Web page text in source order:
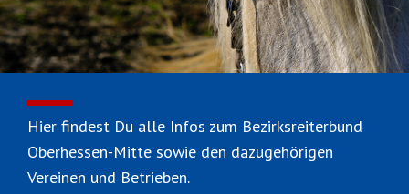
Hier findest Du alle Infos zum Bezirksreiterbund
Oberhessen-Mitte sowie den dazugehörigen
Vereinen und Betrieben.